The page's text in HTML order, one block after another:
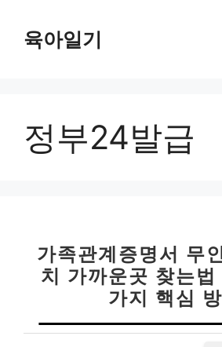
육아일기
정부24발급
가족관계증명서 무
치 가까운곳 찾는
가지 핵심